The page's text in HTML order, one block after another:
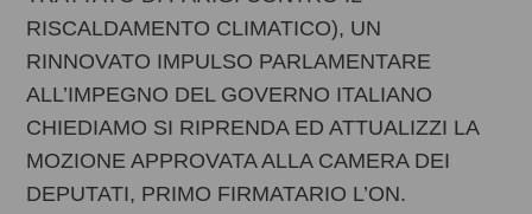
RISCALDAMENTO CLIMATICO), UN
RINNOVATO IMPULSO PARLAMENTARE
ALL’IMPEGNO DEL GOVERNO ITALIANO
CHIEDIAMO SI RIPRENDA ED ATTUALIZZI LA
MOZIONE APPROVATA ALLA CAMERA DEI
DEPUTATI, PRIMO FIRMATARIO L’ON.